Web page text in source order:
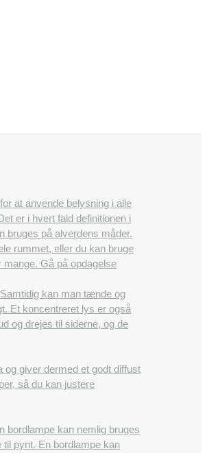
at anvende belysning i alle
er i hvert fald definitionen i
bruges på alverdens måder.
rummet, eller du kan bruge
Gå på opdagelse
kan man tænde og
Et koncentreret lys er også
og drejes til siderne, og de
og giver dermed et godt diffust
så du kan justere
kan nemlig bruges
pynt. En bordlampe kan